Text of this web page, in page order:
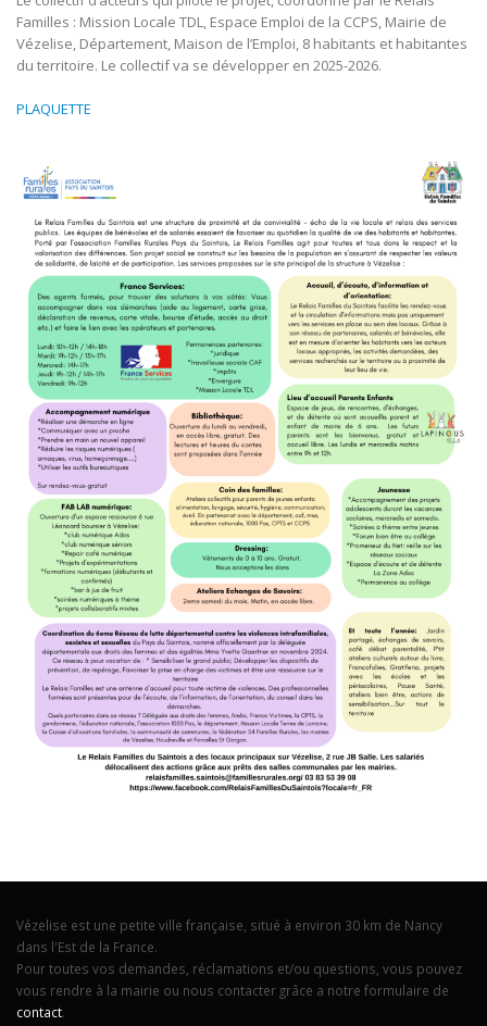
Familles : Mission Locale TDL, Espace Emploi de la CCPS, Mairie de
Vézelise, Département, Maison de l’Emploi, 8 habitants et habitantes
du territoire. Le collectif va se développer en 2025-2026.
PLAQUETTE
Vézelise est une petite ville française, situé à environ 30 km de Nancy
dans l'Est de la France.
Pour toutes vos demandes, réclamations et/ou questions, vous pouvez
vous rendre à la mairie ou nous contacter grâce a notre formulaire de
contact.